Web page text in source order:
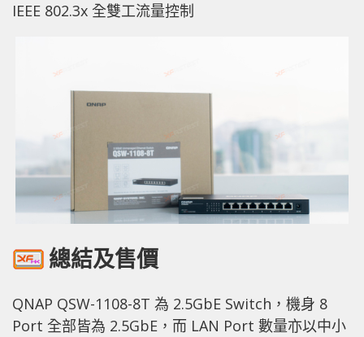
IEEE 802.3x 全雙工流量控制
總結及售價
QNAP QSW-1108-8T 為 2.5GbE Switch，機身 8
Port 全部皆為 2.5GbE，而 LAN Port 數量亦以中小